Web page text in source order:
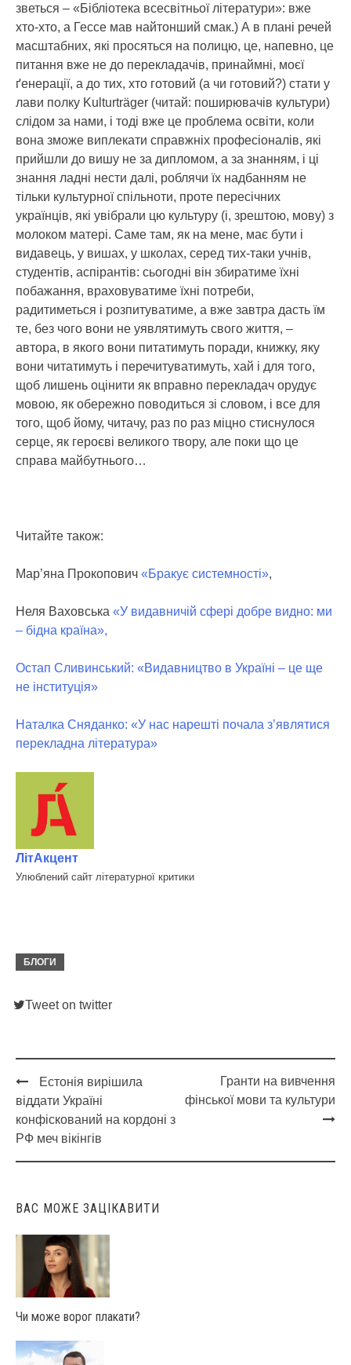
зветься – «Бібліотека всесвітньої літератури»: вже
хто-хто, а Гессе мав найтонший смак.) А в плані речей
масштабних, які просяться на полицю, це, напевно, це
питання вже не до перекладачів, принаймні, моєї
ґенерації, а до тих, хто готовий (а чи готовий?) стати у
лави полку Kulturträger (читай: поширювачів культури)
слідом за нами, і тоді вже це проблема освіти, коли
вона зможе виплекати справжніх професіоналів, які
прийшли до вишу не за дипломом, а за знанням, і ці
знання ладні нести далі, роблячи їх надбанням не
тільки культурної спільноти, проте пересічних
українців, які увібрали цю культуру (і, зрештою, мову) з
молоком матері. Саме там, як на мене, має бути і
видавець, у вишах, у школах, серед тих-таки учнів,
студентів, аспірантів: сьогодні він збиратиме їхні
побажання, враховуватиме їхні потреби,
радитиметься і розпитуватиме, а вже завтра дасть їм
те, без чого вони не уявлятимуть свого життя, –
автора, в якого вони питатимуть поради, книжку, яку
вони читатимуть і перечитуватимуть, хай і для того,
щоб лишень оцінити як вправно перекладач орудує
мовою, як обережно поводиться зі словом, і все для
того, щоб йому, читачу, раз по раз міцно стиснулося
серце, як героєві великого твору, але поки що це
справа майбутнього…
Читайте також:
Мар’яна Прокопович «Бракує системності»,
Неля Ваховська «У видавничій сфері добре видно: ми
– бідна країна»,
Остап Сливинський: «Видавництво в Україні – це ще
не інституція»
Наталка Сняданко: «У нас нарешті почала з’являтися
перекладна література»
ЛітАкцент
Улюблений сайт літературної критики
БЛОГИ
Tweet on twitter
Post
navigation
Естонія вирішила
віддати Україні
конфіскований на кордоні з
РФ меч вікінгів
Гранти на вивчення
фінської мови та культури
ВАС МОЖЕ ЗАЦІКАВИТИ
Чи може ворог плакати?